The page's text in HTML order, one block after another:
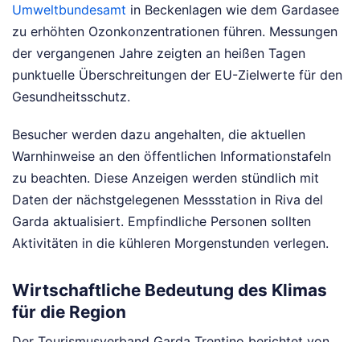
Umweltbundesamt in Beckenlagen wie dem Gardasee
zu erhöhten Ozonkonzentrationen führen. Messungen
der vergangenen Jahre zeigten an heißen Tagen
punktuelle Überschreitungen der EU-Zielwerte für den
Gesundheitsschutz.
Besucher werden dazu angehalten, die aktuellen
Warnhinweise an den öffentlichen Informationstafeln
zu beachten. Diese Anzeigen werden stündlich mit
Daten der nächstgelegenen Messstation in Riva del
Garda aktualisiert. Empfindliche Personen sollten
Aktivitäten in die kühleren Morgenstunden verlegen.
Wirtschaftliche Bedeutung des Klimas
für die Region